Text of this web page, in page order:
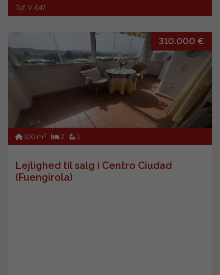
Ref. V-647
310.000 €
100 m2 2 1
Lejlighed til salg i Centro Ciudad
(Fuengirola)